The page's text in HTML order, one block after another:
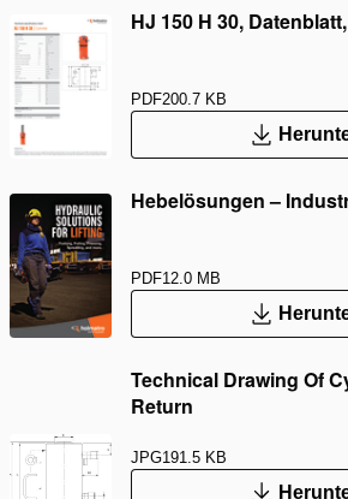
HJ 150 H 30,
PDF200.7 KB
Hebelösungen –
PDF12.0 MB
Technical Drawing Of
Return
JPG191.5 KB